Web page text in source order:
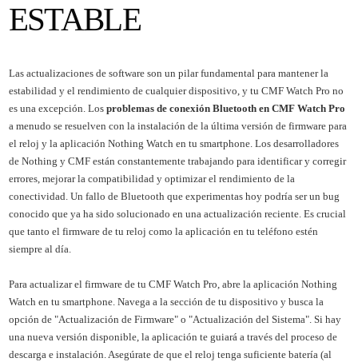
ESTABLE
Las actualizaciones de software son un pilar fundamental para mantener la
estabilidad y el rendimiento de cualquier dispositivo, y tu CMF Watch Pro no
es una excepción. Los problemas de conexión Bluetooth en CMF Watch Pro
a menudo se resuelven con la instalación de la última versión de firmware para
el reloj y la aplicación Nothing Watch en tu smartphone. Los desarrolladores
de Nothing y CMF están constantemente trabajando para identificar y corregir
errores, mejorar la compatibilidad y optimizar el rendimiento de la
conectividad. Un fallo de Bluetooth que experimentas hoy podría ser un bug
conocido que ya ha sido solucionado en una actualización reciente. Es crucial
que tanto el firmware de tu reloj como la aplicación en tu teléfono estén
siempre al día.
Para actualizar el firmware de tu CMF Watch Pro, abre la aplicación Nothing
Watch en tu smartphone. Navega a la sección de tu dispositivo y busca la
opción de "Actualización de Firmware" o "Actualización del Sistema". Si hay
una nueva versión disponible, la aplicación te guiará a través del proceso de
descarga e instalación. Asegúrate de que el reloj tenga suficiente batería (al